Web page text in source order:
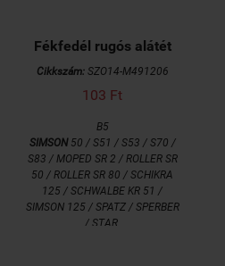
Fékfedél rugós alátét
Cikkszám:SZO14-M491206
103 Ft
B5
SIMSON50 / S51 / S53 / S70 /
S83 / MOPED SR 2 / ROLLER SR
50 / ROLLER SR 80 / SCHIKRA
125 / SCHWALBE KR 51 /
SIMSON 125 / SPATZ / SPERBER
/ STAR